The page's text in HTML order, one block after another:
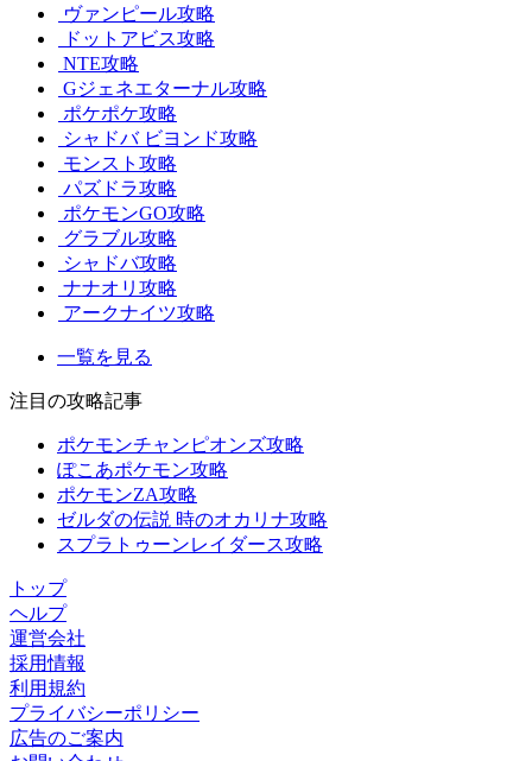
ヴァンピール攻略
ドットアビス攻略
NTE攻略
Gジェネエターナル攻略
ポケポケ攻略
シャドバ ビヨンド攻略
モンスト攻略
パズドラ攻略
ポケモンGO攻略
グラブル攻略
シャドバ攻略
ナナオリ攻略
アークナイツ攻略
一覧を見る
注目の攻略記事
ポケモンチャンピオンズ攻略
ぽこあポケモン攻略
ポケモンZA攻略
ゼルダの伝説 時のオカリナ攻略
スプラトゥーンレイダース攻略
トップ
ヘルプ
運営会社
採用情報
利用規約
プライバシーポリシー
広告のご案内